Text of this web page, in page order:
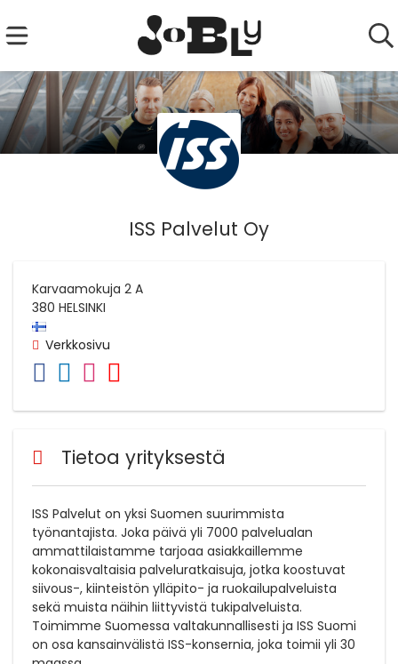
ISS Palvelut Oy
Karvaamokuja 2 A
380 HELSINKI
Verkkosivu
Tietoa yrityksestä
ISS Palvelut on yksi Suomen suurimmista
työnantajista. Joka päivä yli 7000 palvelualan
ammattilaistamme tarjoaa asiakkaillemme
kokonaisvaltaisia palveluratkaisuja, jotka koostuvat
siivous-, kiinteistön ylläpito- ja ruokailupalveluista
sekä muista näihin liittyvistä tukipalveluista.
Toimimme Suomessa valtakunnallisesti ja ISS Suomi
on osa kansainvälistä ISS-konsernia, joka toimii yli 30